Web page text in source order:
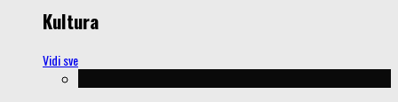
Kultura
Vidi sve